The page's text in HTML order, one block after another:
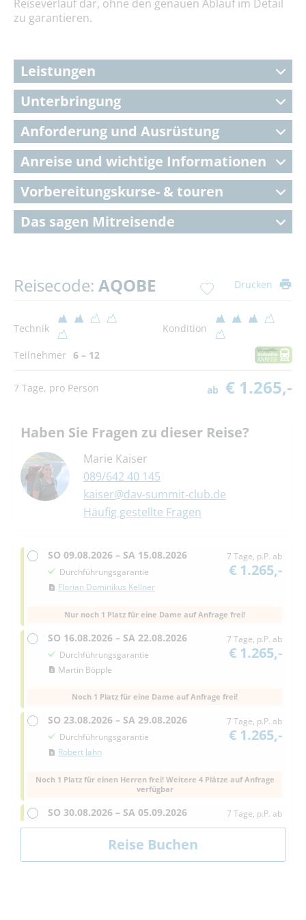
Reiseverlauf dar, ohne den genauen Ablauf im Detail
zu garantieren.
Leistungen
Unterbringung
Anforderung und Ausrüstung
Anreise und wichtige Informationen
Vorbereitungskurse- & touren
Das sagen Mitreisende
Reisecode: AQOBE Drucken
Technik Kondition
Teilnehmer 6 – 12
7 Tage, pro Person ab € 1.265,-
Haben Sie Fragen zu dieser Reise?
Marie Kaiser
089/642 40 145
kaiser@dav-summit-club.de
Häufig gestellte Fragen
SO 09.08.2026 – SA 15.08.2026
Durchführungsgarantie
Florian Dominikus Kellner
7 Tage, p.P. ab
€ 1.265,-
Nur noch 1 Platz für eine Dame auf Anfrage frei!
SO 16.08.2026 – SA 22.08.2026
Durchführungsgarantie
Martin Böpple
7 Tage, p.P. ab
€ 1.265,-
Noch 1 Platz für eine Dame auf Anfrage frei!
SO 23.08.2026 – SA 29.08.2026
Durchführungsgarantie
Robert Jahn
7 Tage, p.P. ab
€ 1.265,-
Noch 1 Platz für einen Herren frei! Weitere 4 Plätze auf Anfrage
verfügbar
SO 30.08.2026 – SA 05.09.2026
Durchführungsgarantie
7 Tage, p.P. ab
€ 1.265,-